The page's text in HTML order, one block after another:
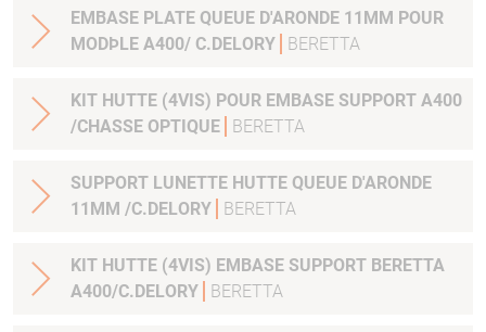
EMBASE PLATE QUEUE D'ARONDE 11MM POUR
MODÞLE A400/ C.DELORY
BERETTA
KIT HUTTE (4VIS) POUR EMBASE SUPPORT A400
/CHASSE OPTIQUE
BERETTA
SUPPORT LUNETTE HUTTE QUEUE D'ARONDE
11MM /C.DELORY
BERETTA
KIT HUTTE (4VIS) EMBASE SUPPORT BERETTA
A400/C.DELORY
BERETTA